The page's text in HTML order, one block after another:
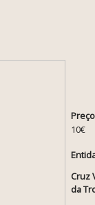
10€
Cruz
da